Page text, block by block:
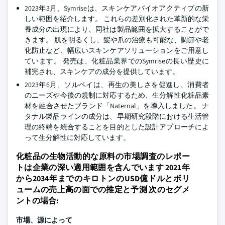
2023年3月、Symriseは、スキンケアバイオアクティブの新
しい範囲を紹介します。 これらの差別化された革新的な栄
養成分の出現により、同社は製品範囲を拡大することがで
きます。 肌を明るくし、髪や爪の治療も可能な、調節や老
化防止など、幅広いスキンケアソリューションをご用意し
ています。 発売は、化粧品業界でのSymriseの長い歴史に
補完され、スキンケアの成分を提供しています。
2023年6月、ソルベイは、再生の美しさを促進し、消費者
のニーズや今後の規制に対応するため、生分解性化粧品素
材を融合させたブランド「Naternal」を導入しました。 ナ
タナル製品ラインの成分は、早期研究段階における生活管
理の終端を統合することを目的とした設計アプローチによ
って生分解性に対応しています。
化粧品の生物活動的な原料の市場調査のレポー
トは企業の深い適用範囲を含んでいます 2021年
から2034年までのキロトンのUSD億ドルとボリ
ュームの売上高の面での推定と予測 次のセグメ
ントの場合:
市場、源によって